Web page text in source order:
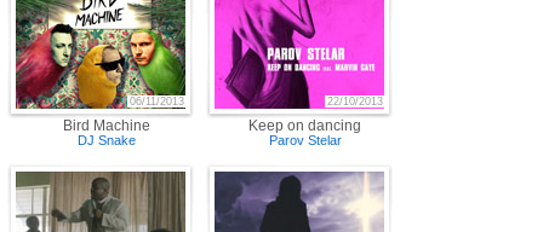
Bird Machine
06/11/2013
DJ Snake
Keep on dancing
22/10/2013
Parov Stelar